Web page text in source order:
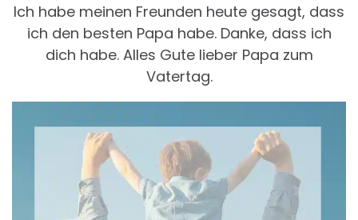
Ich habe meinen Freunden heute gesagt, dass
ich den besten Papa habe. Danke, dass ich
dich habe. Alles Gute lieber Papa zum
Vatertag.